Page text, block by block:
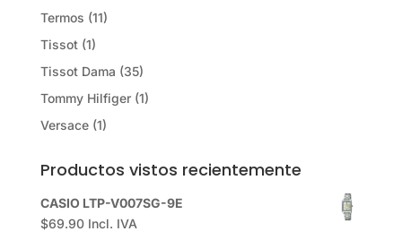
Termos (11)
Tissot (1)
Tissot Dama (35)
Tommy Hilfiger (1)
Versace (1)
Productos vistos recientemente
CASIO LTP-V007SG-9E
$69.90 Incl. IVA